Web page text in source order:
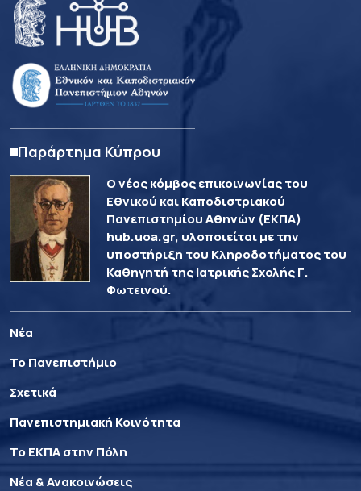
Παράρτημα Κύπρου
Ο νέος κόμβος επικοινωνίας του
Εθνικού και Καποδιστριακού
Πανεπιστημίου Αθηνών (ΕΚΠΑ)
hub.uoa.gr, υλοποιείται με την
υποστήριξη του Κληροδοτήματος του
Καθηγητή της Ιατρικής Σχολής Γ.
Φωτεινού.
Νέα
Το Πανεπιστήμιο
Σχετικά
Πανεπιστημιακή Κοινότητα
Το ΕΚΠΑ στην Πόλη
Νέα & Ανακοινώσεις